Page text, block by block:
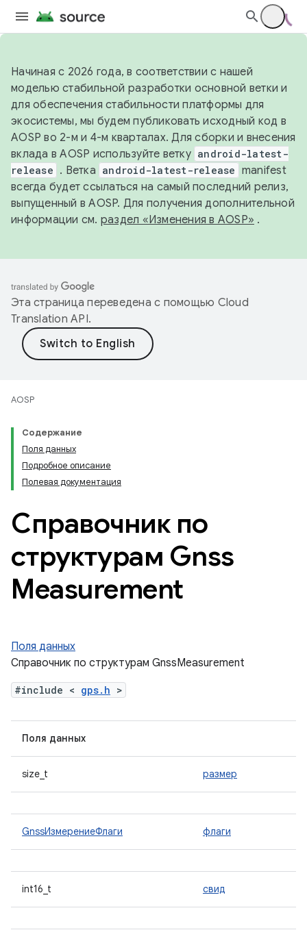
Начиная с 2026 года, в соответствии с нашей
моделью стабильной разработки основной ветки и
для обеспечения стабильности платформы для
экосистемы, мы будем публиковать исходный код в
AOSP во 2-м и 4-м кварталах. Для сборки и внесения
вклада в AOSP используйте ветку android-latest-
release . Ветка android-latest-release manifest
всегда будет ссылаться на самый последний релиз,
выпущенный в AOSP. Для получения дополнительной
информации см. раздел «Изменения в AOSP» .
Эта страница переведена с помощью Cloud
Translation API.
AOSP
Содержание
Поля данных
Подробное описание
Полевая документация
Справочник по
структурам Gnss
Measurement
Поля данных
Справочник по структурам GnssMeasurement
#include < gps.h >
Поля данных
size_t размер
GnssИзмерениеФлаги флаги
int16_t свид